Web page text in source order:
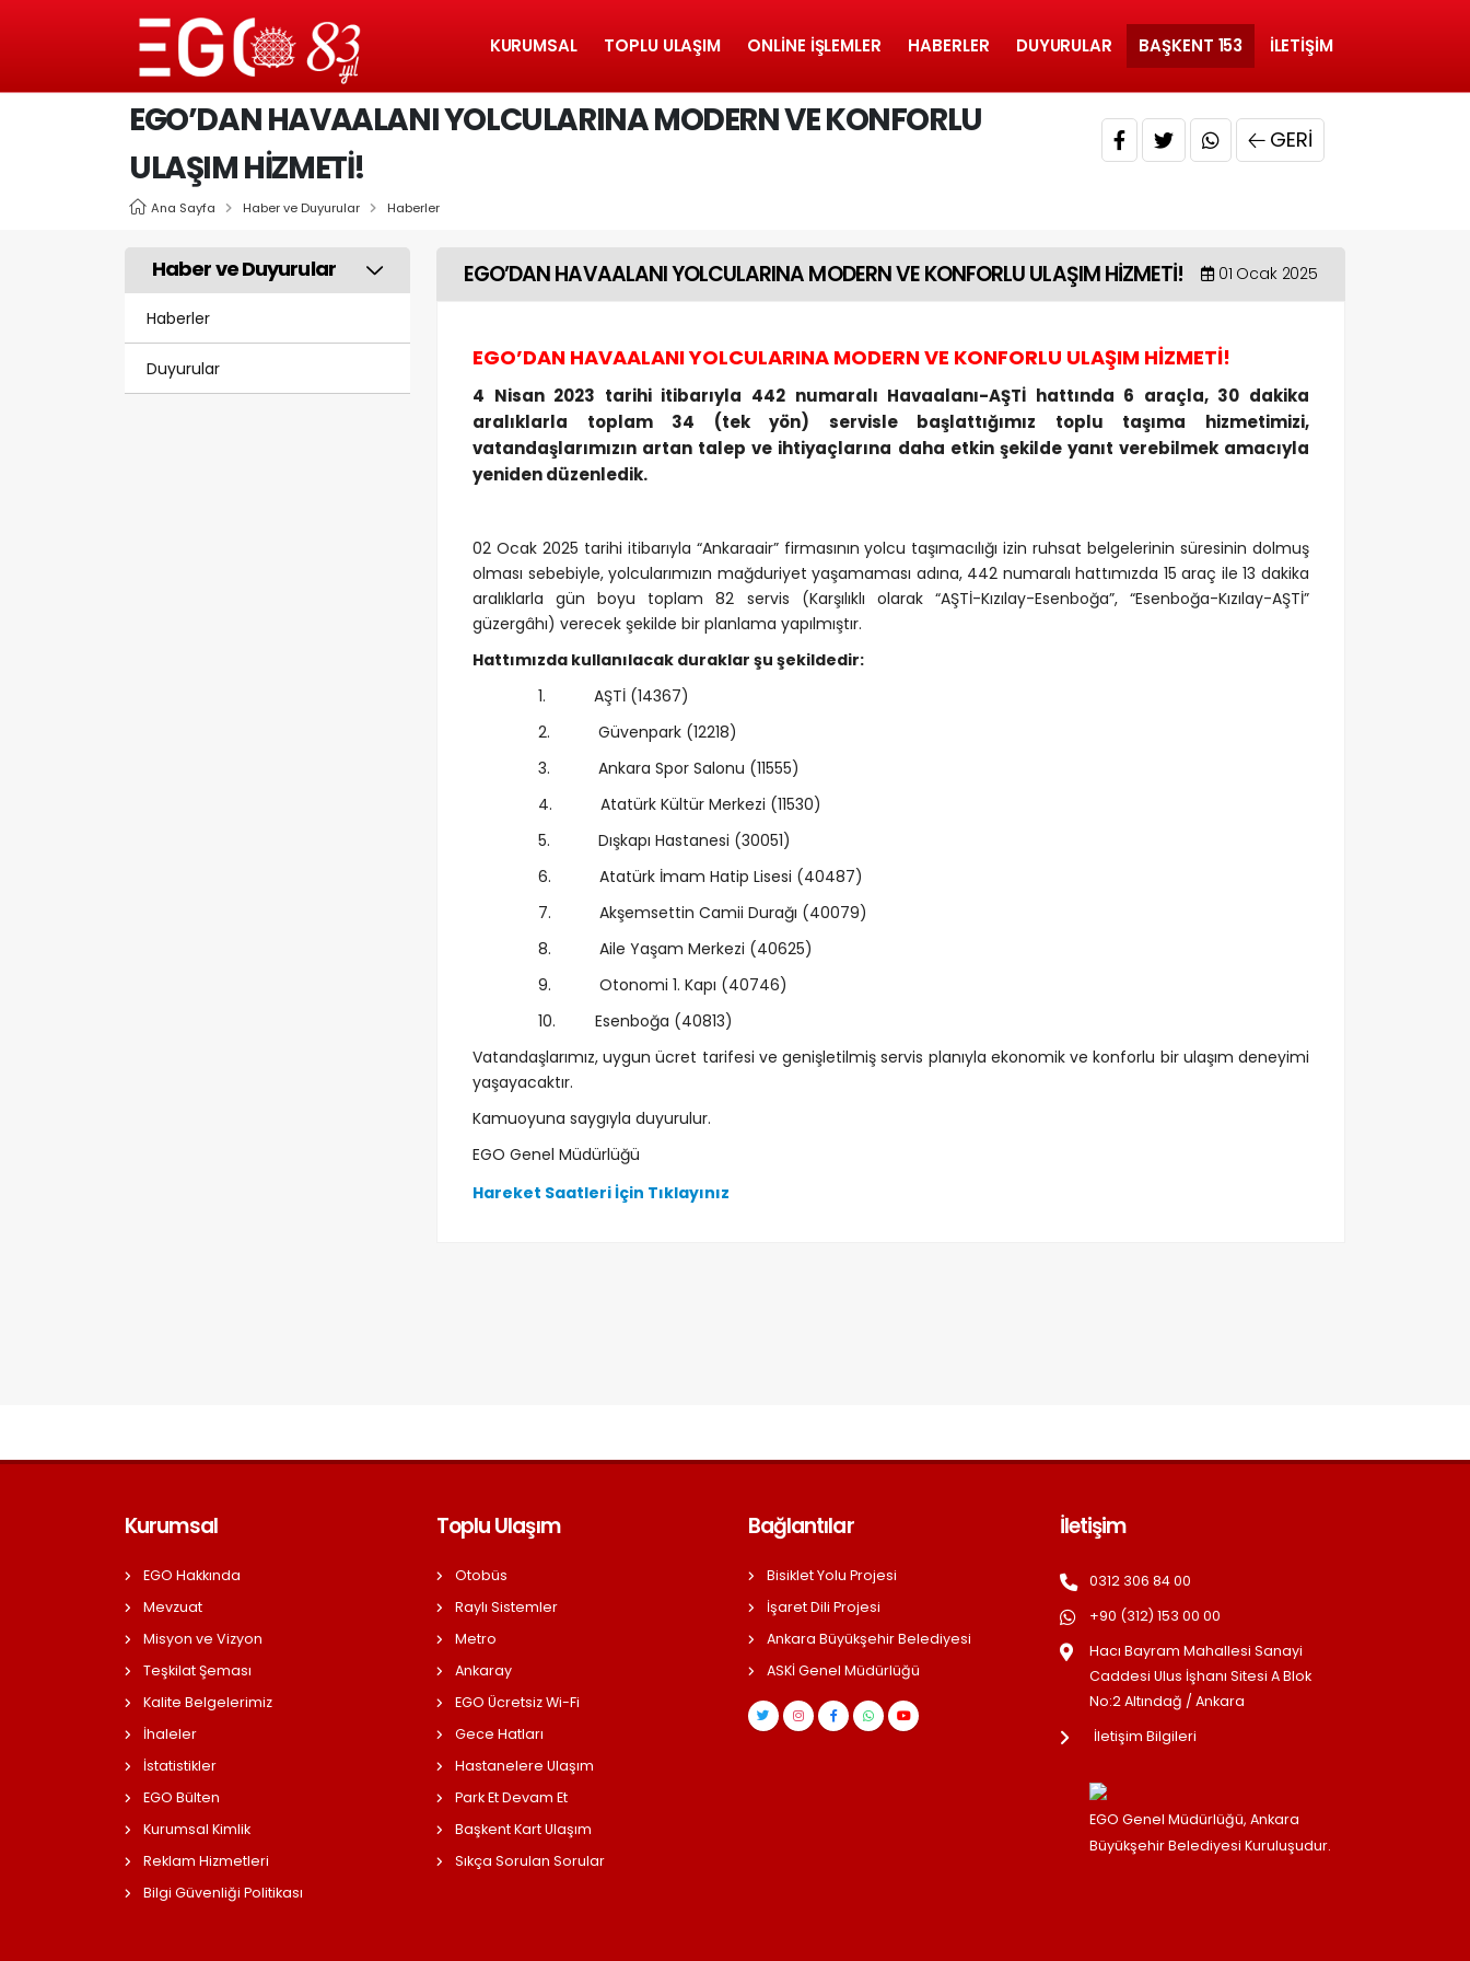
KURUMSAL TOPLU ULAŞIM ONLINE İŞLEMLER HABERLER DUYURULAR BAŞKENT 153 İLETIŞIM
EGO’DAN HAVAALANI YOLCULARINA MODERN VE KONFORLU
ULAŞIM HİZMETİ!
Ana Sayfa Haber ve Duyurular Haberler
GERI
Haber ve Duyurular
Haberler
Duyurular
EGO’DAN HAVAALANI YOLCULARINA MODERN VE KONFORLU ULAŞIM HİZMETİ! 01 Ocak 2025
EGO’DAN HAVAALANI YOLCULARINA MODERN VE KONFORLU ULAŞIM HİZMETİ!
4 Nisan 2023 tarihi itibarıyla 442 numaralı Havaalanı-AŞTİ hattında 6 araçla, 30 dakika
aralıklarla toplam 34 (tek yön) servisle başlattığımız toplu taşıma hizmetimizi,
vatandaşlarımızın artan talep ve ihtiyaçlarına daha etkin şekilde yanıt verebilmek amacıyla
yeniden düzenledik.
02 Ocak 2025 tarihi itibarıyla “Ankaraair” firmasının yolcu taşımacılığı izin ruhsat belgelerinin süresinin dolmuş
olması sebebiyle, yolcularımızın mağduriyet yaşamaması adına, 442 numaralı hattımızda 15 araç ile 13 dakika
aralıklarla gün boyu toplam 82 servis (Karşılıklı olarak “AŞTİ-Kızılay-Esenboğa”, “Esenboğa-Kızılay-AŞTİ”
güzergâhı) verecek şekilde bir planlama yapılmıştır.
Hattımızda kullanılacak duraklar şu şekildedir:
1. AŞTİ (14367)
2. Güvenpark (12218)
3. Ankara Spor Salonu (11555)
4. Atatürk Kültür Merkezi (11530)
5. Dışkapı Hastanesi (30051)
6. Atatürk İmam Hatip Lisesi (40487)
7. Akşemsettin Camii Durağı (40079)
8. Aile Yaşam Merkezi (40625)
9. Otonomi 1. Kapı (40746)
10. Esenboğa (40813)
Vatandaşlarımız, uygun ücret tarifesi ve genişletilmiş servis planıyla ekonomik ve konforlu bir ulaşım deneyimi
yaşayacaktır.
Kamuoyuna saygıyla duyurulur.
EGO Genel Müdürlüğü
Hareket Saatleri İçin Tıklayınız
Kurumsal
EGO Hakkında
Mevzuat
Misyon ve Vizyon
Teşkilat Şeması
Kalite Belgelerimiz
İhaleler
İstatistikler
EGO Bülten
Kurumsal Kimlik
Reklam Hizmetleri
Bilgi Güvenliği Politikası
Toplu Ulaşım
Otobüs
Raylı Sistemler
Metro
Ankaray
EGO Ücretsiz Wi-Fi
Gece Hatları
Hastanelere Ulaşım
Park Et Devam Et
Başkent Kart Ulaşım
Sıkça Sorulan Sorular
Bağlantılar
Bisiklet Yolu Projesi
İşaret Dili Projesi
Ankara Büyükşehir Belediyesi
ASKİ Genel Müdürlüğü
İletişim
0312 306 84 00
+90 (312) 153 00 00
Hacı Bayram Mahallesi Sanayi
Caddesi Ulus İşhanı Sitesi A Blok
No:2 Altındağ / Ankara
İletişim Bilgileri
EGO Genel Müdürlüğü, Ankara
Büyükşehir Belediyesi Kuruluşudur.